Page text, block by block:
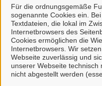
Für die ordnungsgemäße
sogenannte Cookies ein.
Textdateien, die lokal im
Internetbrowsers des
Cookies ermöglichen die
Internetbrowsers. Wir
Webseite zuverlässig und
unserer Webseite
nicht abgestellt werden
Links &